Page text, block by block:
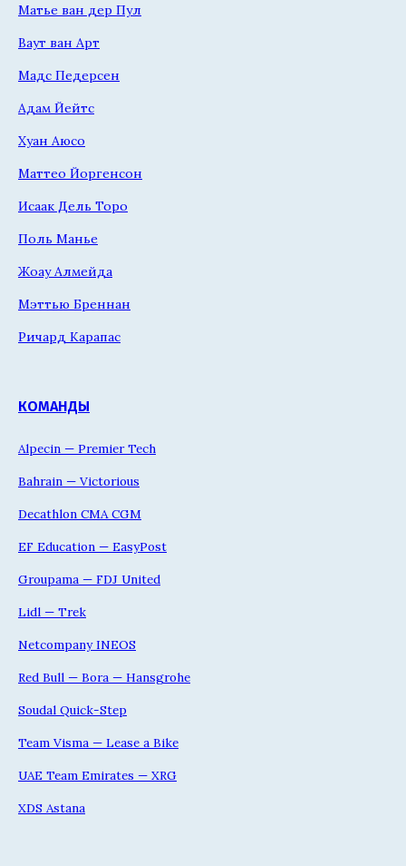
Матье ван дер Пул
Ваут ван Арт
Мадс Педерсен
Адам Йейтс
Хуан Аюсо
Маттео Йоргенсон
Исаак Дель Торо
Поль Манье
Жоау Алмейда
Мэттью Бреннан
Ричард Карапас
КОМАНДЫ
Alpecin — Premier Tech
Bahrain — Victorious
Decathlon CMA CGM
EF Education — EasyPost
Groupama — FDJ United
Lidl — Trek
Netcompany INEOS
Red Bull — Bora — Hansgrohe
Soudal Quick-Step
Team Visma — Lease a Bike
UAE Team Emirates — XRG
XDS Astana